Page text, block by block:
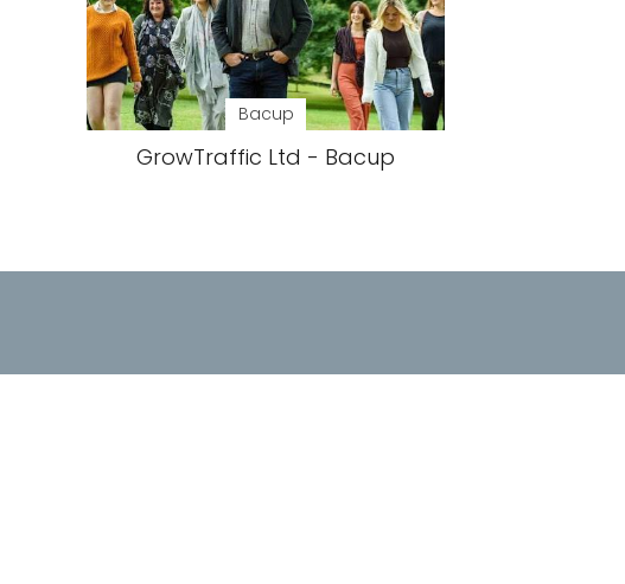
Bacup
GrowTraffic Ltd - Bacup